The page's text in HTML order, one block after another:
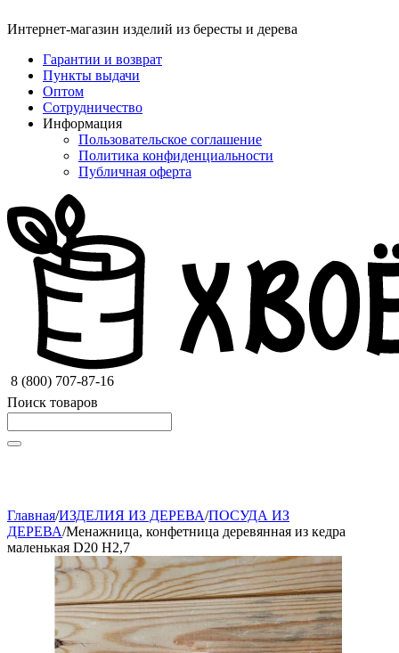
Интернет-магазин изделий из бересты и дерева
Гарантии и возврат
Пункты выдачи
Оптом
Сотрудничество
Информация
Пользовательское соглашение
Политика конфиденциальности
Публичная оферта
8 (800) 707-87-16
Поиск товаров
Главная/ИЗДЕЛИЯ ИЗ ДЕРЕВА/ПОСУДА ИЗ
ДЕРЕВА/Менажница, конфетница деревянная из кедра
маленькая D20 H2,7